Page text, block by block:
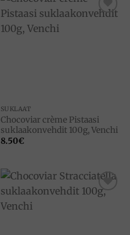
SUKLAAT
Chocoviar crème Pistaasi
suklaakonvehdit 100g, Venchi
8.50€
Add to